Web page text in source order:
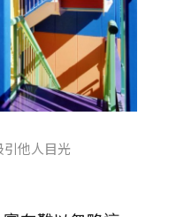
引他人目光